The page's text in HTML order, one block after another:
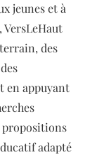
jeunes et à
des
en appuyant
propositions
adapté